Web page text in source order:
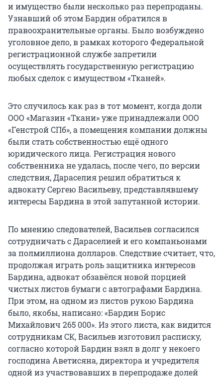
и имущество были несколько раз перепроданы.
Узнавший об этом Бардин обратился в
правоохранительные органы. Было возбуждено
уголовное дело, в рамках которого Федеральной
регистрационной службе запретили
осуществлять государственную регистрацию
любых сделок с имуществом «Тканей».
Это случилось как раз в тот момент, когда доли
ООО «Магазин «Ткани» уже принадлежали ООО
«Генстрой СПб», а помещения компании должны
были стать собственностью ещё одного
юридического лица. Регистрация нового
собственника не удалась, после чего, по версии
следствия, Дараселия решил обратиться к
адвокату Сергею Васильеву, представлявшему
интересы Бардина в этой запутанной истории.
По мнению следователей, Васильев согласился
сотрудничать с Дараселией и его компаньонами
за полмиллиона долларов. Следствие считает, что,
продолжая играть роль защитника интересов
Бардина, адвокат обзавёлся новой порцией
чистых листов бумаги с автографами Бардина.
При этом, на одном из листов рукою Бардина
было, якобы, написано: «Бардин Борис
Михайлович 265 000». Из этого листа, как видится
сотрудникам СК, Васильев изготовил расписку,
согласно которой Бардин взял в долг у некоего
господина Аветисяна, директора и учредителя
одной из участвовавших в перепродаже долей